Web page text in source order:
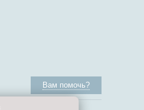
Вам помочь?